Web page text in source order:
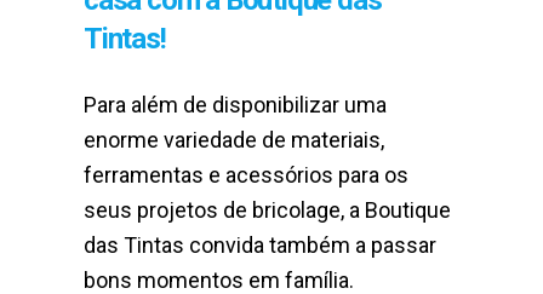
Tintas!
Para além de disponibilizar uma
enorme variedade de materiais,
ferramentas e acessórios para os
seus projetos de bricolage, a Boutique
das Tintas convida também a passar
bons momentos em família.